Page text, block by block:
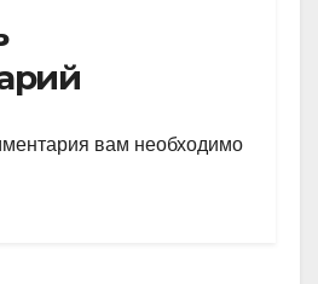
s
A
p
и
вам необходимо